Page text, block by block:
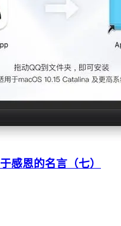
恩的名言（七）